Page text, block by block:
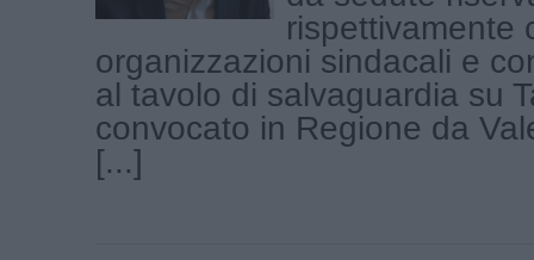
rispettivamente
organizzazioni sindacali e
al tavolo di salvaguardia su
convocato in Regione da
[...]